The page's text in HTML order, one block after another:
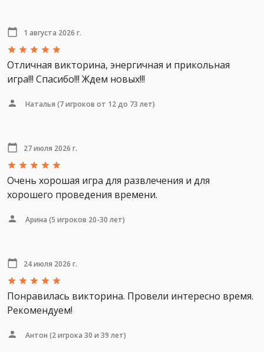
1 августа 2026 г.
Отличная викторина, энергичная и прикольная
игра!!! Спасибо!!! Ждем новых!!!
Наталья (7 игроков от 12 до 73 лет)
27 июля 2026 г.
Очень хорошая игра для развлечения и для
хорошего проведения времени.
Арина (5 игроков 20-30 лет)
24 июля 2026 г.
Понравилась викторина. Провели интересно время.
Рекомендуем!
Антон (2 игрока 30 и 39 лет)